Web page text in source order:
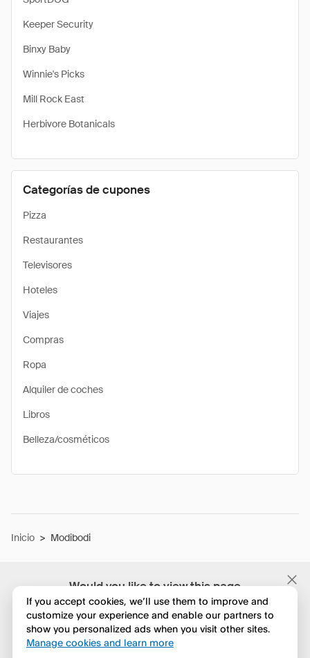
Would you like to view this page
in English?
No, seguir navegando
Keeper Security
Binxy Baby
Winnie's Picks
Mill Rock East
Herbivore Botanicals
Categorías de cupones
Pizza
Restaurantes
Televisores
Hoteles
Viajes
Compras
Ropa
Alquiler de coches
Libros
Belleza/cosméticos
Inicio > Modibodi
If you accept cookies, we’ll use them to improve and
customize your experience and enable our partners to
show you personalized ads when you visit other sites.
Manage cookies and learn more